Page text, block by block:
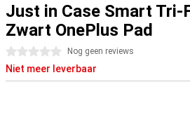
Just in Case Smart Tri-
Zwart OnePlus Pad
0 sterren Nog geen reviews
Niet meer leverbaar